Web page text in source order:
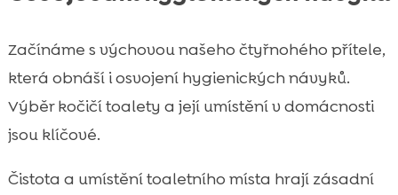
Začínáme s výchovou našeho čtyřnohého přítele,
která obnáší i osvojení hygienických návyků.
Výběr kočičí toalety a její umístění v domácnosti
jsou klíčové.
Čistota a umístění toaletního místa hrají zásadní